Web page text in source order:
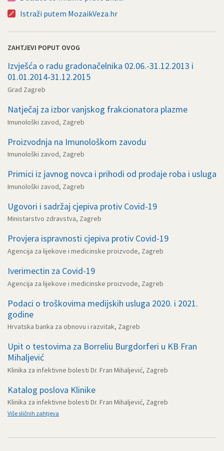
Istraži putem MozaikVeza.hr
ZAHTJEVI POPUT OVOG
Izvješća o radu gradonačelnika 02.06.-31.12.2013 i
01.01.2014-31.12.2015
Grad Zagreb
Natječaj za izbor vanjskog frakcionatora plazme
Imunološki zavod, Zagreb
Proizvodnja na Imunološkom zavodu
Imunološki zavod, Zagreb
Primici iz javnog novca i prihodi od prodaje roba i usluga
Imunološki zavod, Zagreb
Ugovori i sadržaj cjepiva protiv Covid-19
Ministarstvo zdravstva, Zagreb
Provjera ispravnosti cjepiva protiv Covid-19
Agencija za lijekove i medicinske proizvode, Zagreb
Iverimectin za Covid-19
Agencija za lijekove i medicinske proizvode, Zagreb
Podaci o troškovima medijskih usluga 2020. i 2021.
godine
Hrvatska banka za obnovu i razvitak, Zagreb
Upit o testovima za Borreliu Burgdorferi u KB Fran
Mihaljević
Klinika za infektivne bolesti Dr. Fran Mihaljević, Zagreb
Katalog poslova Klinike
Klinika za infektivne bolesti Dr. Fran Mihaljević, Zagreb
Više sličnih zahtjeva